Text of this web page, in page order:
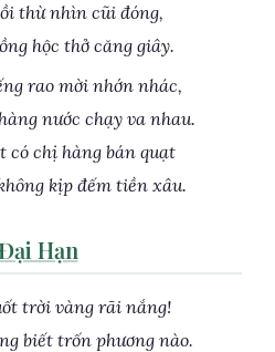
thừ nhìn cũi đóng,
hộc thở căng giây.
rao mời nhớn nhác,
nước chạy va nhau.
có chị hàng bán quạt
kịp đếm tiền xâu.
Hạn
trời vàng rãi nắng!
biết trốn phương nào.